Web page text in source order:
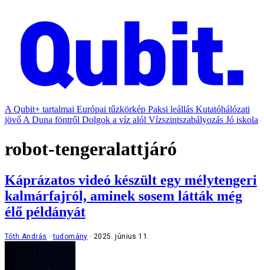
A Qubit+ tartalmai Európai tűzkörkép Paksi leállás Kutatóhálózati
jövő A Duna föntről Dolgok a víz alól Vízszintszabályozás Jó iskola
robot-tengeralattjáró
Káprázatos videó készült egy mélytengeri
kalmárfajról, aminek sosem látták még
élő példányát
Tóth András tudomány 2025. június 11.